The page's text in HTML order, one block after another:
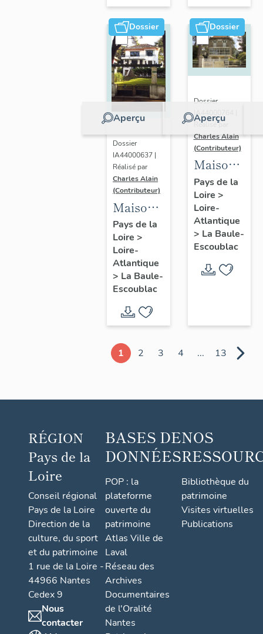
Lattre-
de-
Tassigny
Dossier
Aperçu
Dossier
IA44000637 |
Réalisé par
Charles Alain
(Contributeur)
Maison
dite villa
balnéaire
Les
Peupliers,
23
avenue
des
Pays de la
Loire >
Loire-
Atlantique
> La Baule-
Escoublac
Dossier
Aperçu
Dossier
IA44000764 |
Réalisé par
Charles Alain
(Contributeur)
Maison
dite villa
balnéaire
Gazonette
puis
Romance,
avenue
Pays de la
Loire >
Loire-
Atlantique
> La Baule-
Escoublac
1 2 3 4 ... 13
RÉGION
Pays de la
Loire
Conseil régional
Pays de la Loire
Direction de la
culture, du sport
et du patrimoine
1 rue de la Loire -
44966 Nantes
Cedex 9
Nous
contacter
BASES DE
DONNÉES
POP : la
plateforme
ouverte du
patrimoine
Atlas Ville de
Laval
Réseau des
Archives
Documentaires
de l'Oralité
Nantes
NOS
Bibliothèque du
patrimoine
Visites virtuelles
Publications